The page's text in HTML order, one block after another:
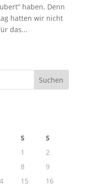
haben. Denn
hatten wir nicht
das...
S
S
1
2
8
9
15
16